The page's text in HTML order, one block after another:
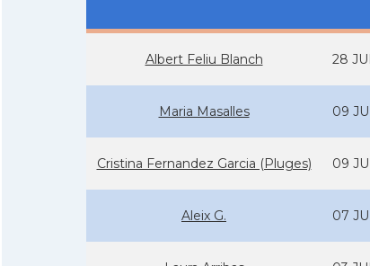
Albert Feliu Blanch 28
Maria Masalles 09
Cristina Fernandez Garcia (Pluges) 09
Aleix G. 07